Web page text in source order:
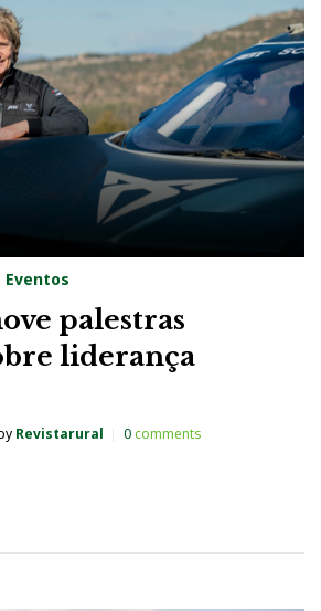
Eventos
palestras
liderança
Revistarural 0comments